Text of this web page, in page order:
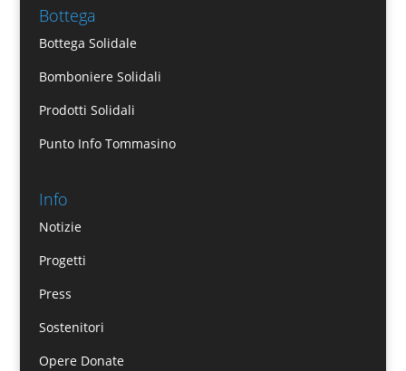
Bottega
Bottega Solidale
Bomboniere Solidali
Prodotti Solidali
Punto Info Tommasino
Info
Notizie
Progetti
Press
Sostenitori
Opere Donate